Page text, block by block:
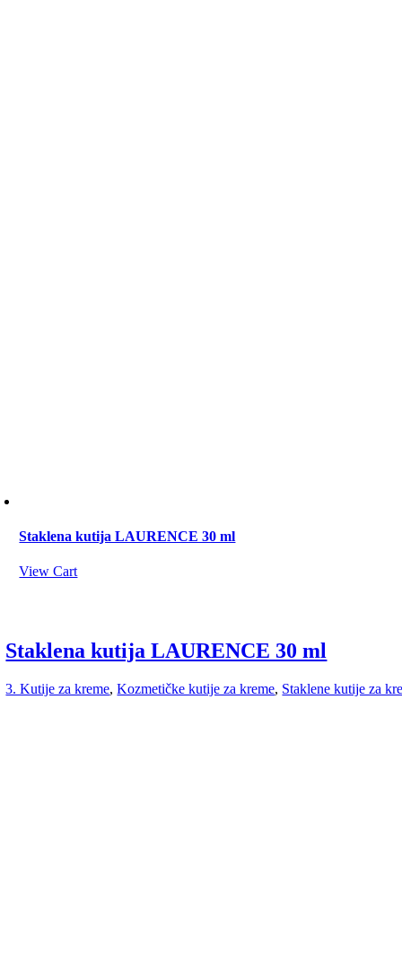
Staklena kutija LAURENCE 30 ml
View Cart
Staklena kutija LAURENCE 30 ml
3. Kutije za kreme,Kozmetičke kutije za kreme, Staklene kutije za